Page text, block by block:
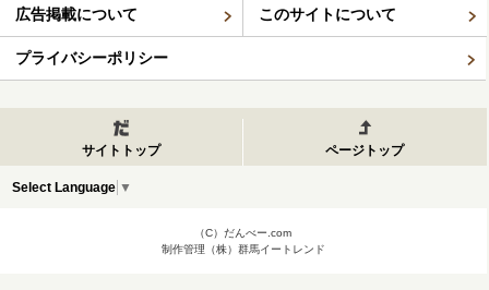
広告掲載について このサイトについて
プライバシーポリシー
サイトトップ ページトップ
Select Language ▼
（C）だんべー.com
制作管理（株）群馬イートレンド